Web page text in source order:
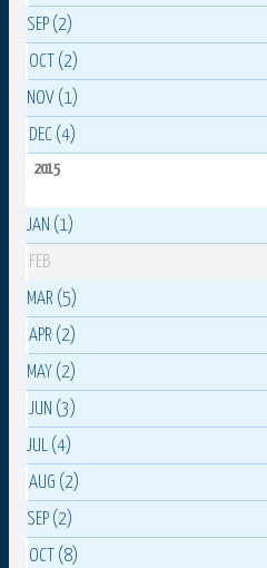
SEP (2)
OCT (2)
NOV (1)
DEC (4)
2015
JAN (1)
FEB
MAR (5)
APR (2)
MAY (2)
JUN (3)
JUL (4)
AUG (2)
SEP (2)
OCT (8)